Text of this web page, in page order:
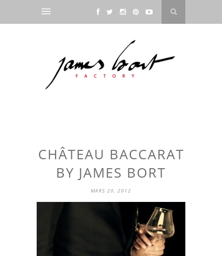
CHÂTEAU BACCARAT
BY JAMES BORT
MARS 20, 2012